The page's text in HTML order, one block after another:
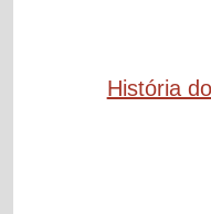
História